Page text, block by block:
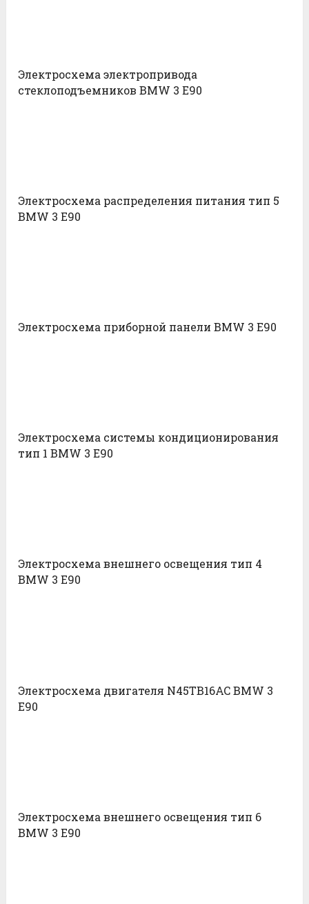
Электросхема электропривода
стеклоподъемников BMW 3 E90
Электросхема распределения питания тип 5
BMW 3 E90
Электросхема приборной панели BMW 3 E90
Электросхема системы кондиционирования
тип 1 BMW 3 E90
Электросхема внешнего освещения тип 4
BMW 3 E90
Электросхема двигателя N45TB16AC BMW 3
E90
Электросхема внешнего освещения тип 6
BMW 3 E90